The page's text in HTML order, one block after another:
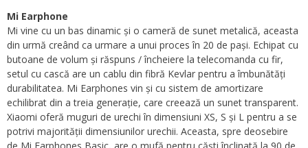
Mi Earphone
Mi vine cu un bas dinamic și o cameră de sunet metalică, aceasta
din urmă creând ca urmare a unui proces în 20 de pași. Echipat cu
butoane de volum și răspuns / încheiere la telecomanda cu fir,
setul cu cască are un cablu din fibră Kevlar pentru a îmbunătăți
durabilitatea. Mi Earphones vin și cu sistem de amortizare
echilibrat din a treia generație, care creează un sunet transparent.
Xiaomi oferă muguri de urechi în dimensiuni XS, S și L pentru a se
potrivi majorității dimensiunilor urechii. Aceasta, spre deosebire